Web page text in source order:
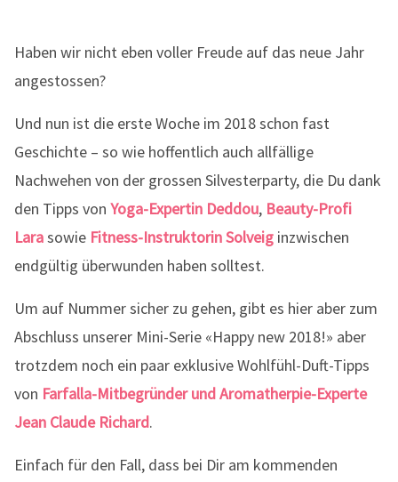
Haben wir nicht eben voller Freude auf das neue Jahr
angestossen?
Und nun ist die erste Woche im 2018 schon fast
Geschichte – so wie hoffentlich auch allfällige
Nachwehen von der grossen Silvesterparty, die Du dank
den Tipps von Yoga-Expertin Deddou, Beauty-Profi
Larasowie Fitness-Instruktorin Solveig inzwischen
endgültig überwunden haben solltest.
Um auf Nummer sicher zu gehen, gibt es hier aber zum
Abschluss unserer Mini-Serie «Happy new 2018!» aber
trotzdem noch ein paar exklusive Wohlfühl-Duft-Tipps
von Farfalla-Mitbegründer und Aromatherpie-Experte
Jean Claude Richard.
Einfach für den Fall, dass bei Dir am kommenden